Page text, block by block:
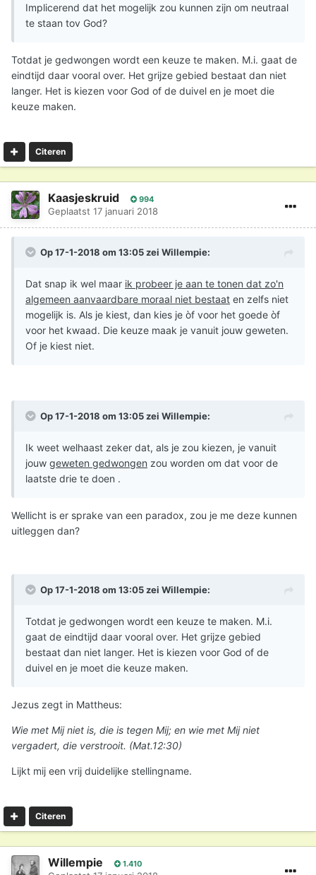
Implicerend dat het mogelijk zou kunnen zijn om neutraal
te staan tov God?
Totdat je gedwongen wordt een keuze te maken. M.i. gaat de
eindtijd daar vooral over. Het grijze gebied bestaat dan niet
langer. Het is kiezen voor God of de duivel en je moet die
keuze maken.
Citeren
Kaasjeskruid 994
Geplaatst 17 januari 2018
Op 17-1-2018 om 13:05 zei Willempie:
Dat snap ik wel maar ik probeer je aan te tonen dat zo'n
algemeen aanvaardbare moraal niet bestaat en zelfs niet
mogelijk is. Als je kiest, dan kies je òf voor het goede òf
voor het kwaad. Die keuze maak je vanuit jouw geweten.
Of je kiest niet.
Op 17-1-2018 om 13:05 zei Willempie:
Ik weet welhaast zeker dat, als je zou kiezen, je vanuit
jouw geweten gedwongen zou worden om dat voor de
laatste drie te doen .
Wellicht is er sprake van een paradox, zou je me deze kunnen
uitleggen dan?
Op 17-1-2018 om 13:05 zei Willempie:
Totdat je gedwongen wordt een keuze te maken. M.i.
gaat de eindtijd daar vooral over. Het grijze gebied
bestaat dan niet langer. Het is kiezen voor God of de
duivel en je moet die keuze maken.
Jezus zegt in Mattheus:
Wie met Mij niet is, die is tegen Mij; en wie met Mij niet
vergadert, die verstrooit. (Mat.12:30)
Lijkt mij een vrij duidelijke stellingname.
Citeren
Willempie 1.410